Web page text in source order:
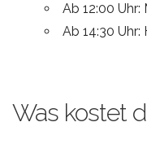
Ab 12:00
Ab 14:30 Uhr:
Was kostet